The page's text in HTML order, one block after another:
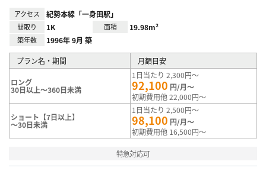
アクセス 紀勢本線「一身田駅」
間取り 1K 面積 19.98m²
築年数 1996年 9月 築
プラン名・期間 月額目安
ロング
30日以上～360日未満
1日当たり 2,300円～
92,100 円/月～
初期費用他 22,000円～
ショート【7日以上】
～30日未満
1日当たり 2,500円～
98,100 円/月～
初期費用他 16,500円～
特急対応可